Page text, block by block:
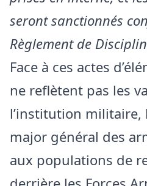
seront sanctionnés
Règlement de
Face à ces actes
ne reflètent pas les
l’institution militaire,
major général des
aux populations de